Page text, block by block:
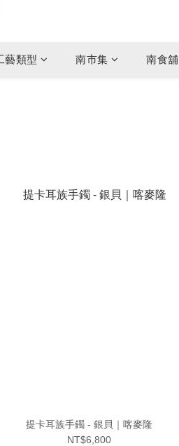
藝類型 南市集 南食舖
提卡耳族手鐲 - 銀貝｜喀麥隆
NT$6,800